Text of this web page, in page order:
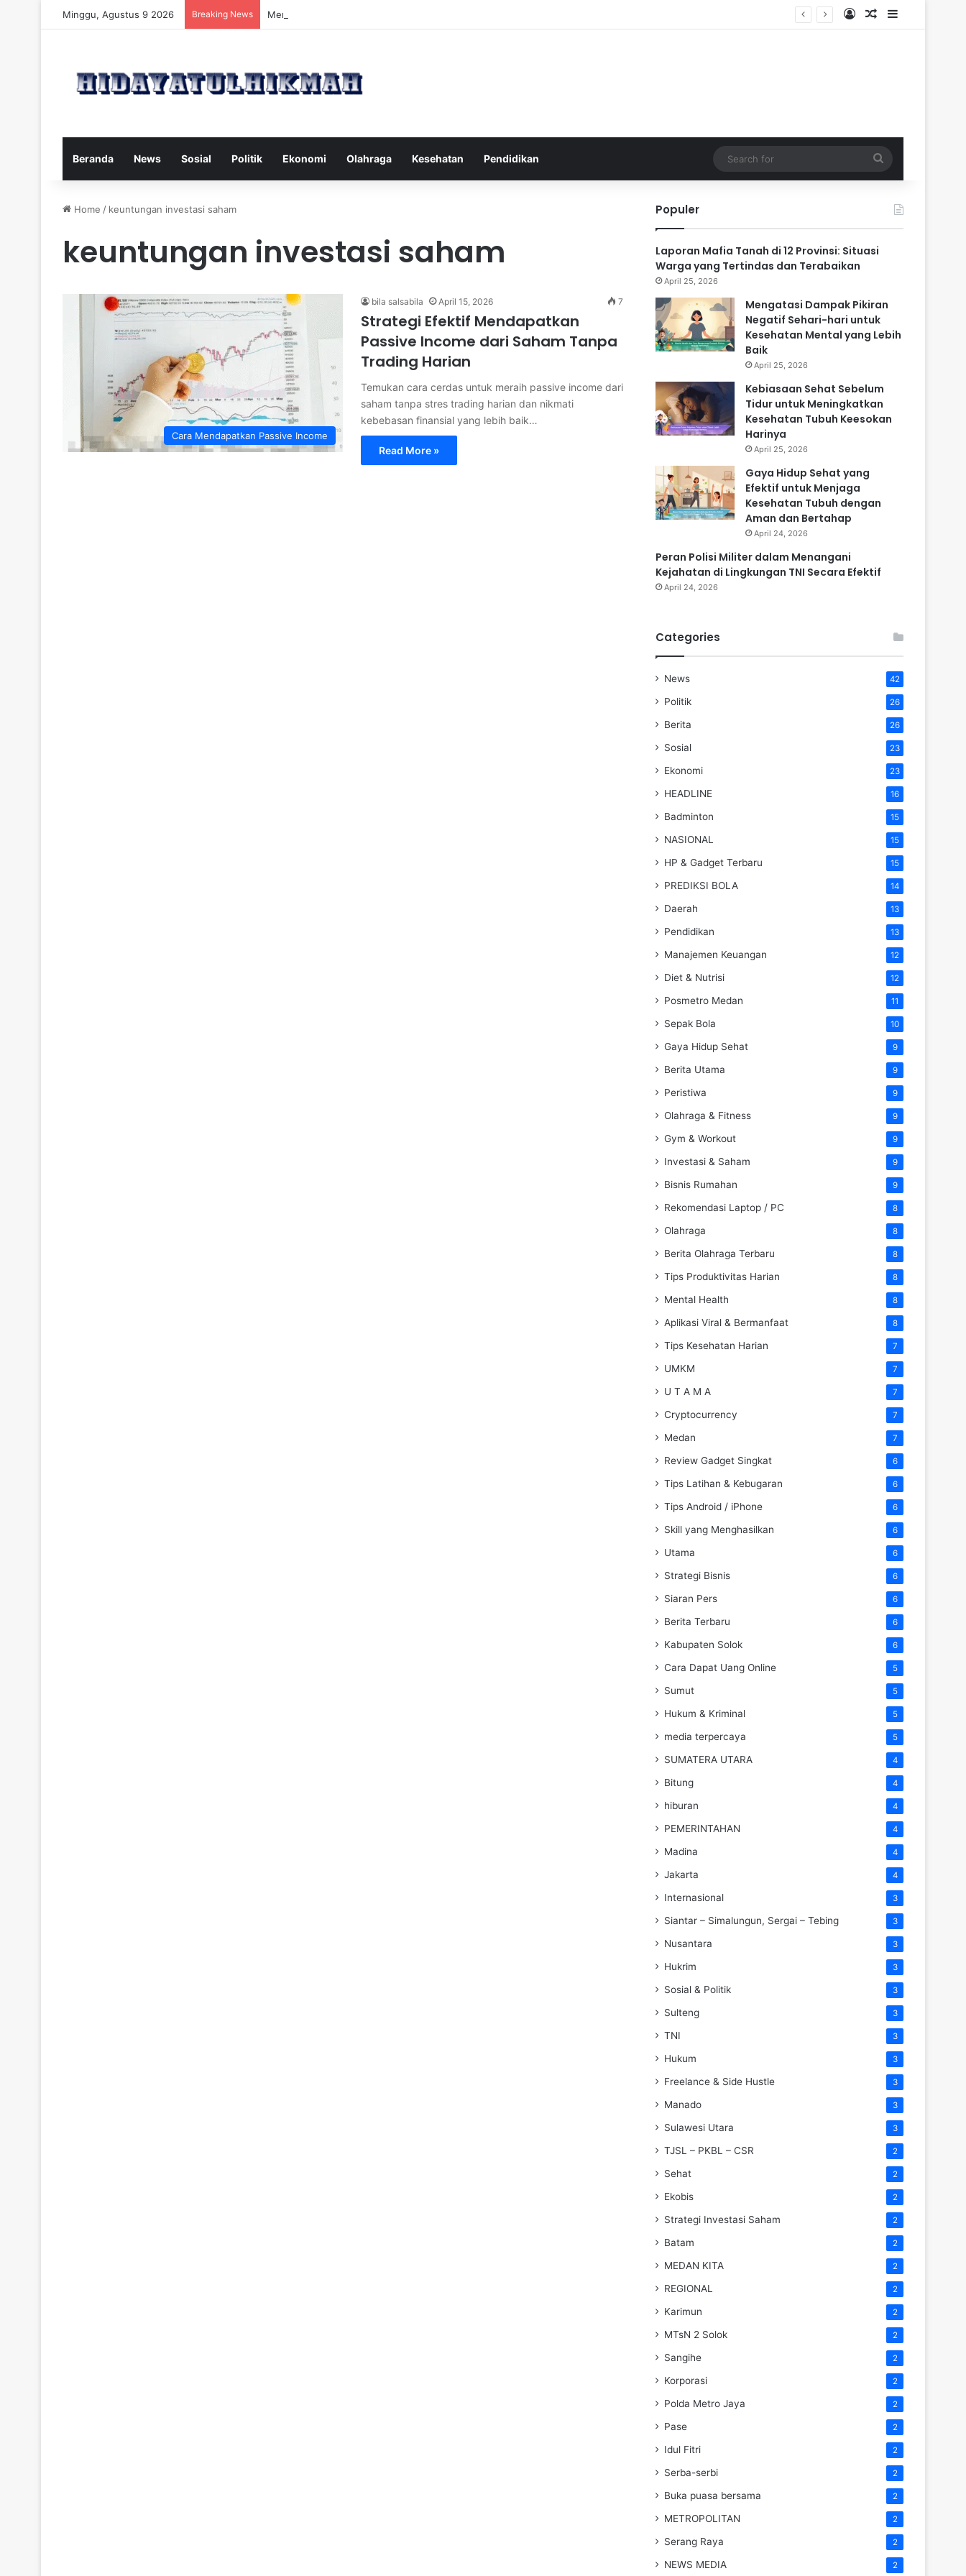
Minggu, Agustus 9 2026 Breaking News Mengatasi Dampak Pikiran Negatif Sehari-hari untuk Kesehatan Mental yang Lebih Baik Log InRandom Article
Sidebar
Beranda News Sosial Politik Ekonomi Olahraga Kesehatan Pendidikan
for
Home / keuntungan investasi saham
keuntungan investasi saham
Cara Mendapatkan Passive Income
bila salsabila April 15, 2026 7
Strategi Efektif Mendapatkan
Passive Income dari Saham Tanpa
Trading Harian
Temukan cara cerdas untuk meraih passive income dari
saham tanpa stres trading harian dan nikmati
kebebasan finansial yang lebih baik…
Read More »
Populer
Laporan Mafia Tanah di 12 Provinsi: Situasi
Warga yang Tertindas dan Terabaikan
April 25, 2026
Mengatasi Dampak Pikiran
Negatif Sehari-hari untuk
Kesehatan Mental yang Lebih
Baik
April 25, 2026
Kebiasaan Sehat Sebelum
Tidur untuk Meningkatkan
Kesehatan Tubuh Keesokan
Harinya
April 25, 2026
Gaya Hidup Sehat yang
Efektif untuk Menjaga
Kesehatan Tubuh dengan
Aman dan Bertahap
April 24, 2026
Peran Polisi Militer dalam Menangani
Kejahatan di Lingkungan TNI Secara Efektif
April 24, 2026
Categories
News 42
Politik 26
Berita 26
Sosial 23
Ekonomi 23
HEADLINE 16
Badminton 15
NASIONAL 15
HP & Gadget Terbaru 15
PREDIKSI BOLA 14
Daerah 13
Pendidikan 13
Manajemen Keuangan 12
Diet & Nutrisi 12
Posmetro Medan 11
Sepak Bola 10
Gaya Hidup Sehat 9
Berita Utama 9
Peristiwa 9
Olahraga & Fitness 9
Gym & Workout 9
Investasi & Saham 9
Bisnis Rumahan 9
Rekomendasi Laptop / PC 8
Olahraga 8
Berita Olahraga Terbaru 8
Tips Produktivitas Harian 8
Mental Health 8
Aplikasi Viral & Bermanfaat 8
Tips Kesehatan Harian 7
UMKM 7
U T A M A 7
Cryptocurrency 7
Medan 7
Review Gadget Singkat 6
Tips Latihan & Kebugaran 6
Tips Android / iPhone 6
Skill yang Menghasilkan 6
Utama 6
Strategi Bisnis 6
Siaran Pers 6
Berita Terbaru 6
Kabupaten Solok 6
Cara Dapat Uang Online 5
Sumut 5
Hukum & Kriminal 5
media terpercaya 5
SUMATERA UTARA 4
Bitung 4
hiburan 4
PEMERINTAHAN 4
Madina 4
Jakarta 4
Internasional 3
Siantar – Simalungun, Sergai – Tebing 3
Nusantara 3
Hukrim 3
Sosial & Politik 3
Sulteng 3
TNI 3
Hukum 3
Freelance & Side Hustle 3
Manado 3
Sulawesi Utara 3
TJSL – PKBL – CSR 2
Sehat 2
Ekobis 2
Strategi Investasi Saham 2
Batam 2
MEDAN KITA 2
REGIONAL 2
Karimun 2
MTsN 2 Solok 2
Sangihe 2
Korporasi 2
Polda Metro Jaya 2
Pase 2
Idul Fitri 2
Serba-serbi 2
Buka puasa bersama 2
METROPOLITAN 2
Serang Raya 2
NEWS MEDIA 2